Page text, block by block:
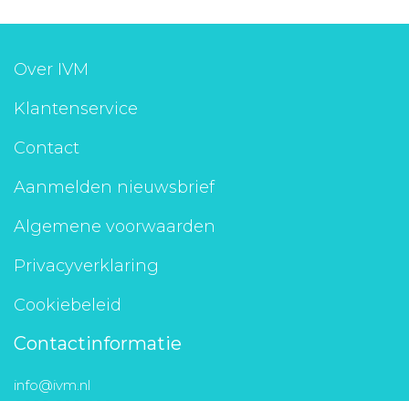
Over IVM
Klantenservice
Contact
Aanmelden nieuwsbrief
Algemene voorwaarden
Privacyverklaring
Cookiebeleid
Contactinformatie
info@ivm.nl